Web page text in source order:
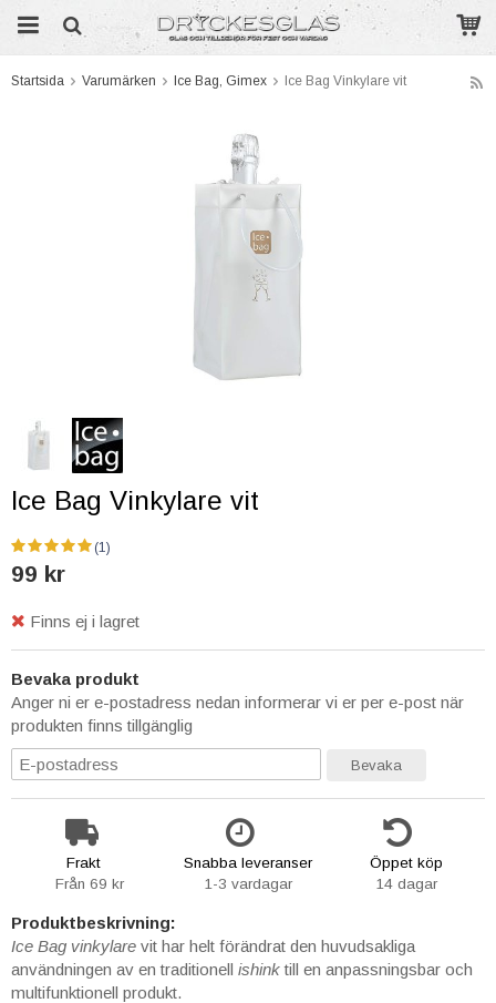
Startsida Varumärken Ice Bag, Gimex Ice Bag Vinkylare vit
Ice Bag Vinkylare vit
(1)
99 kr
Finns ej i lagret
Bevaka produkt
Anger ni er e-postadress nedan informerar vi er per e-post när
produkten finns tillgänglig
Bevaka
Frakt
Från 69 kr
Snabba leveranser
1-3 vardagar
Öppet köp
14 dagar
Produktbeskrivning:
Ice Bag vinkylare vit har helt förändrat den huvudsakliga
användningen av en traditionell ishinktill en anpassningsbar och
multifunktionell produkt.